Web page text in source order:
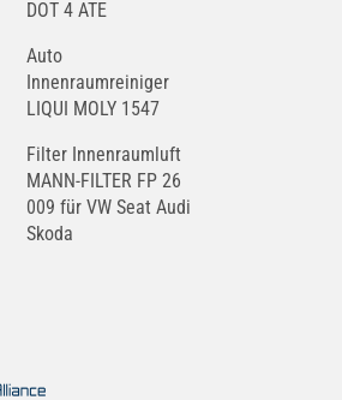
DOT 4 ATE
Auto
Innenraumreiniger
LIQUI MOLY 1547
Filter Innenraumluft
MANN-FILTER FP 26
009 für VW Seat Audi
Skoda